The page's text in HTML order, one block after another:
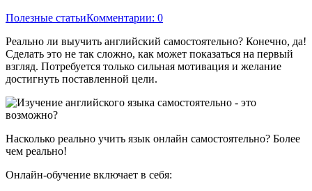
Полезные статьиКомментарии: 0
Реально ли выучить английский самостоятельно? Конечно, да!
Сделать это не так сложно, как может показаться на первый
взгляд. Потребуется только сильная мотивация и желание
достигнуть поставленной цели.
Насколько реально учить язык онлайн самостоятельно? Более
чем реально!
Онлайн-обучение включает в себя: